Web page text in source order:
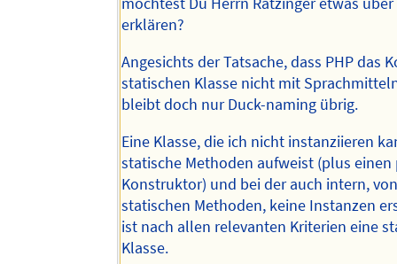
möchtest Du Herrn Ratzinger etwas
erklären?
Angesichts der Tatsache, dass PHP das
statischen Klasse nicht mit
bleibt doch nur Duck-naming übrig.
Eine Klasse, die ich nicht instanziieren
statische Methoden aufweist (plus einen
Konstruktor) und bei der auch intern,
statischen Methoden, keine Instanzen
ist nach allen relevanten Kriterien eine
Klasse.